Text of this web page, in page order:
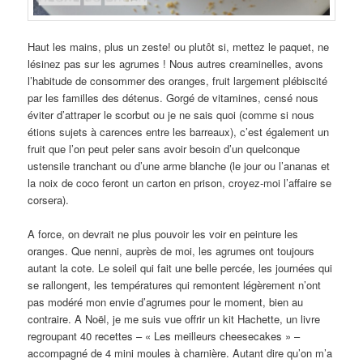
Haut les mains, plus un zeste! ou plutôt si, mettez le paquet, ne
lésinez pas sur les agrumes ! Nous autres creaminelles, avons
l’habitude de consommer des oranges, fruit largement plébiscité
par les familles des détenus. Gorgé de vitamines, censé nous
éviter d’attraper le scorbut ou je ne sais quoi (comme si nous
étions sujets à carences entre les barreaux), c’est également un
fruit que l’on peut peler sans avoir besoin d’un quelconque
ustensile tranchant ou d’une arme blanche (le jour ou l’ananas et
la noix de coco feront un carton en prison, croyez-moi l’affaire se
corsera).
A force, on devrait ne plus pouvoir les voir en peinture les
oranges. Que nenni, auprès de moi, les agrumes ont toujours
autant la cote. Le soleil qui fait une belle percée, les journées qui
se rallongent, les températures qui remontent légèrement n’ont
pas modéré mon envie d’agrumes pour le moment, bien au
contraire. A Noël, je me suis vue offrir un kit Hachette, un livre
regroupant 40 recettes – « Les meilleurs cheesecakes » –
accompagné de 4 mini moules à charnière. Autant dire qu’on m’a